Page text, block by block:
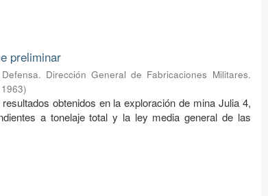
preliminar
Dirección General de Fabricaciones Militares.
1963)
obtenidos en la exploración de mina Julia 4,
a tonelaje total y la ley media general de las